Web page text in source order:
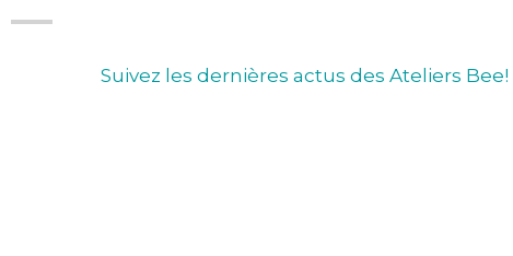
Suivez les dernières actus des Ateliers Bee!